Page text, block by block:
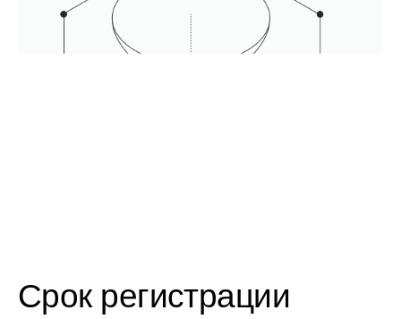
Срок регистрации